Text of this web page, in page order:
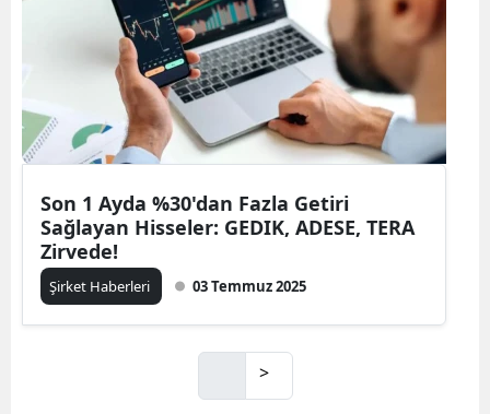
Son 1 Ayda %30'dan Fazla Getiri
Sağlayan Hisseler: GEDIK, ADESE, TERA
Zirvede!
Şirket Haberleri 03 Temmuz 2025
>